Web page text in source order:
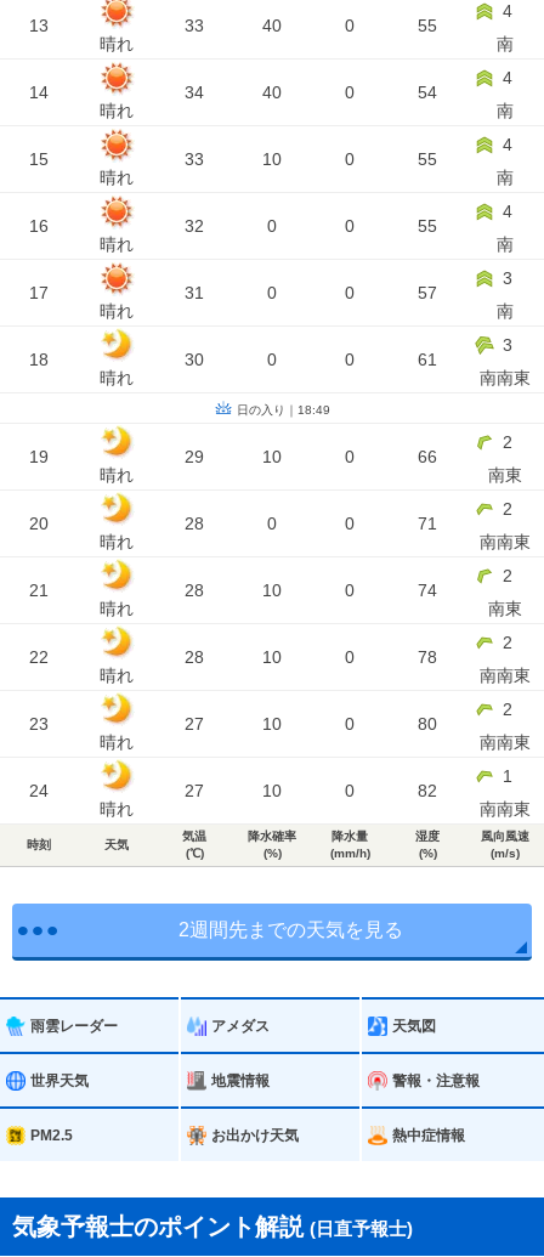
13
晴れ
33 40 0 55
4
南
14
晴れ
34 40 0 54
4
南
15
晴れ
33 10 0 55
4
南
16
晴れ
32 0 0 55
4
南
17
晴れ
31 0 0 57
3
南
18
晴れ
30 0 0 61
3
南南東
日の入り｜18:49
19
晴れ
29 10 0 66
2
南東
20
晴れ
28 0 0 71
2
南南東
21
晴れ
28 10 0 74
2
南東
22
晴れ
28 10 0 78
2
南南東
23
晴れ
27 10 0 80
2
南南東
24
晴れ
27 10 0 82
1
南南東
時刻 天気
気温
(℃)
降水確率
(%)
降水量
(mm/h)
湿度
(%)
風向風速
(m/s)
2週間先までの天気を見る
雨雲レーダー アメダス 天気図
世界天気 地震情報 警報・注意報
PM2.5 お出かけ天気 熱中症情報
気象予報士のポイント解説 (日直予報士)